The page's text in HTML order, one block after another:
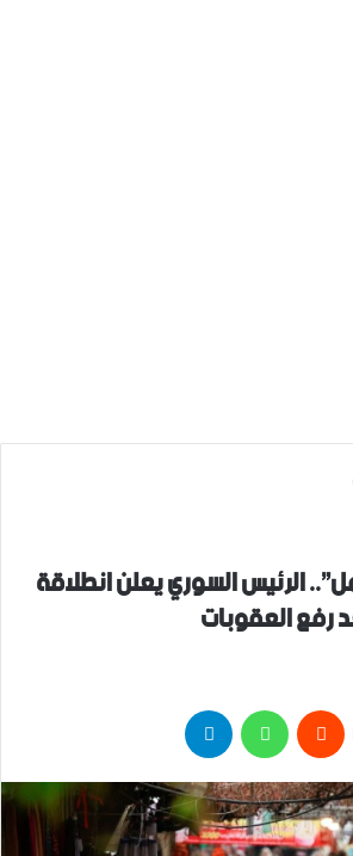
الرئيس السوري يعلن انطلاقة
رفع العقوبات
لينكدإن واتساب